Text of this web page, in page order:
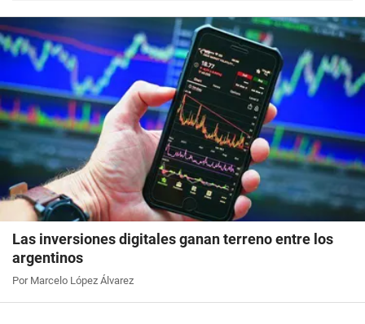
Las inversiones digitales ganan terreno entre los
argentinos
Por Marcelo López Álvarez